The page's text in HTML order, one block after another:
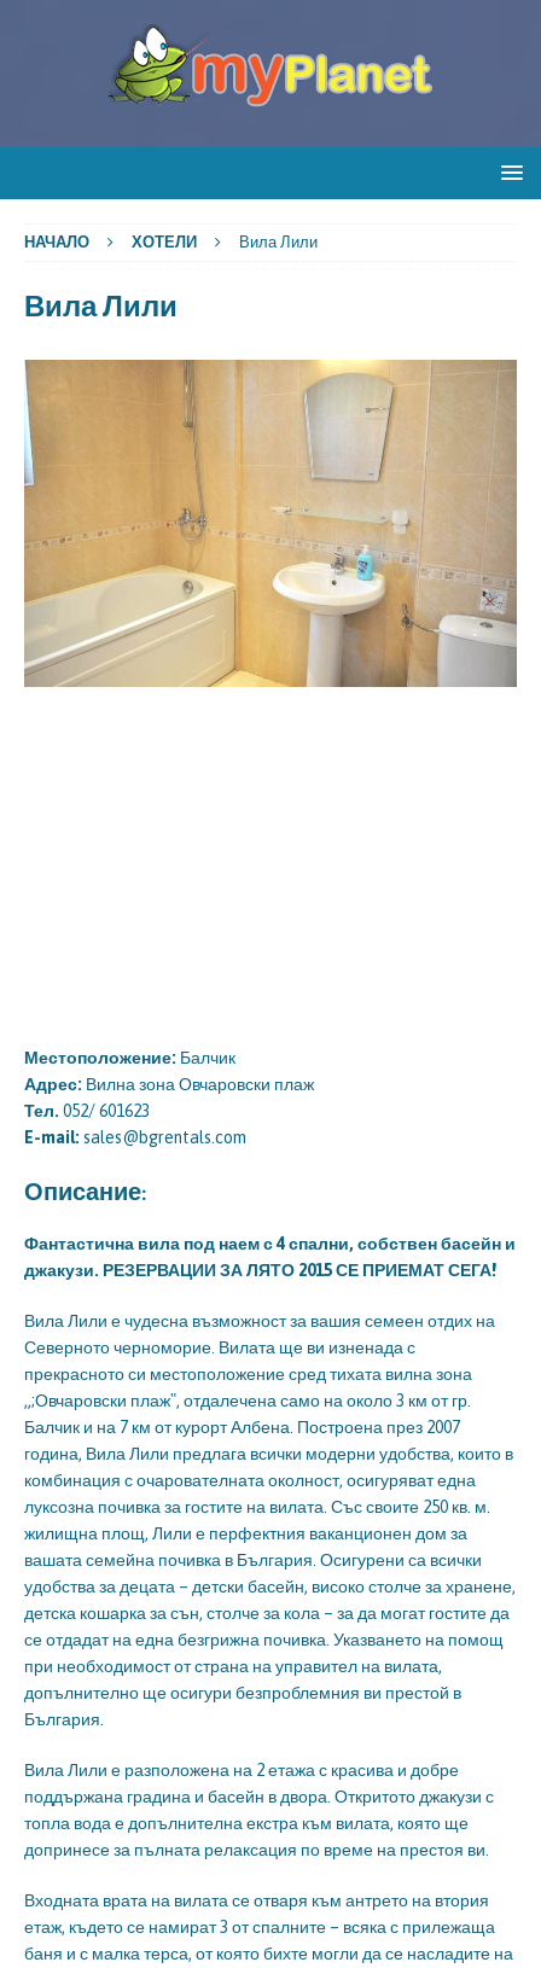
НАЧАЛО ХОТЕЛИ Вила Лили
Вила Лили
Местоположение: Балчик
Адрес: Вилна зона Овчаровски плаж
Тел. 052/ 601623
E-mail: sales@bgrentals.com
Описание:
Фантастична вила под наем с 4 спални, собствен басейн и
джакузи. РЕЗЕРВАЦИИ ЗА ЛЯТО 2015 СЕ ПРИЕМАТ СЕГА!
Вила Лили е чудесна възможност за вашия семеен отдих на
Северното черноморие. Вилата ще ви изненада с
прекрасното си местоположение сред тихата вилна зона
„;Овчаровски плаж", отдалечена само на около 3 км от гр.
Балчик и на 7 км от курорт Албена. Построена през 2007
година, Вила Лили предлага всички модерни удобства, които в
комбинация с очарователната околност, осигуряват една
луксозна почивка за гостите на вилата. Със своите 250 кв. м.
жилищна площ, Лили е перфектния ваканционен дом за
вашата семейна почивка в България. Осигурени са всички
удобства за децата – детски басейн, високо столче за хранене,
детска кошарка за сън, столче за кола – за да могат гостите да
се отдадат на една безгрижна почивка. Указването на помощ
при необходимост от страна на управител на вилата,
допълнително ще осигури безпроблемния ви престой в
България.
Вила Лили е разположена на 2 етажа с красива и добре
поддържана градина и басейн в двора. Откритото джакузи с
топла вода е допълнителна екстра към вилата, която ще
допринесе за пълната релаксация по време на престоя ви.
Входната врата на вилата се отваря към антрето на втория
етаж, където се намират 3 от спалните – всяка с прилежаща
баня и с малка терса, от която бихте могли да се насладите на